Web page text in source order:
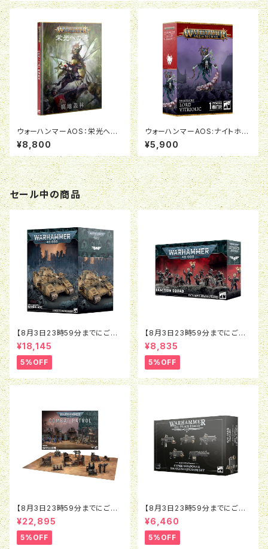
ウォーハンマーAOS：栄光への
道：腐地叢林（日本語版）
¥8,800
ウォーハンマーAOS:ナイトホー
ント:ロード・ヴィトリオリック
¥5,900
セール中の商品
【8月3日23時59分までにご予
約で5％OFF】ウォーハンマー4
0K：アストラ・ミリタルム：ベイン
ブレイド
¥18,145
5%OFF
【8月3日23時59分までにご予
約で5％OFF】ウォーハンマー4
0K：インペリアル・エージェン
ト：エグザクション・スカッド
¥8,835
5%OFF
【8月3日23時59分までにご予
約で5％OFF】ウォーハンマー4
0K：コンバットパトロール：バト
ルゾーン
¥22,895
5%OFF
【8月3日23時59分までにご予
約で5％OFF】ホルスヘレシー：
レギオネス・アスタルテス：コン
ビウェポン＆ショットガン アップ
グレード
¥6,460
5%OFF